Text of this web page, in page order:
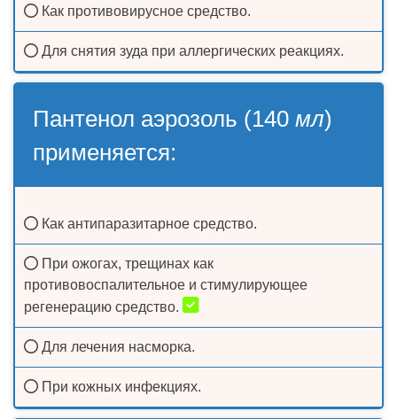
Как противовирусное средство.
Для снятия зуда при аллергических реакциях.
Пантенол аэрозоль (140 мл)
применяется:
Как антипаразитарное средство.
При ожогах, трещинах как
противовоспалительное и стимулирующее
регенерацию средство.
Для лечения насморка.
При кожных инфекциях.